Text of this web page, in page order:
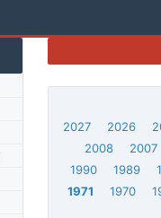
2027
2026
2008
2007
1990
1989
1971
1970